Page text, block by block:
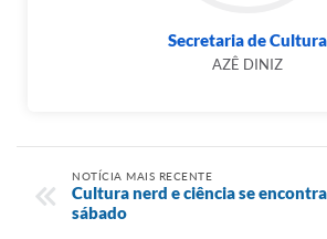
Secretaria de Cultura
AZÊ DINIZ
NOTÍCIA MAIS RECENTE
Cultura nerd e ciência se
sábado